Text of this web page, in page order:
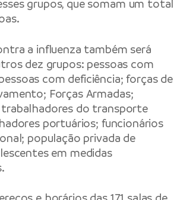
grupos, que somam um total
a influenza também será
dez grupos: pessoas com
com deficiência; forças de
Forças Armadas;
do transporte
portuários; funcionários
população privada de
em medidas